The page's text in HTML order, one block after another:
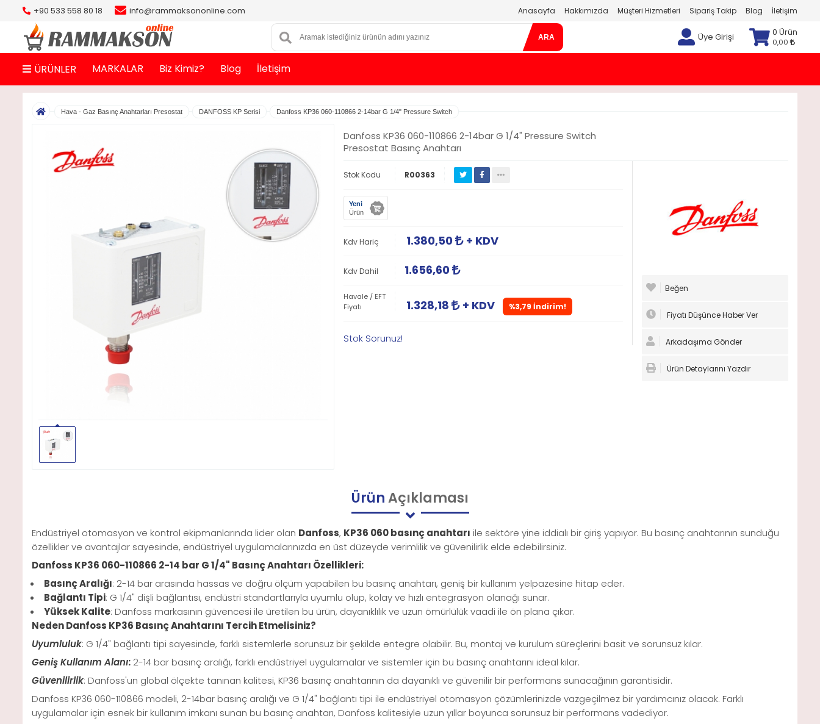
+90 533 558 80 18 info@rammaksononline.com Anasayfa Hakkımızda Müşteri Hizmetleri Sipariş Takip Blog İletişim
ARA Üye Girişi 0 Ürün
0,00
ÜRÜNLER MARKALAR Biz Kimiz? Blog İletişim
Hava - Gaz Basınç Anahtarları Presostat DANFOSS KP Serisi Danfoss KP36 060-110866 2-14bar G 1/4" Pressure Switch
Danfoss KP36 060-110866 2-14bar G 1/4" Pressure Switch
Presostat Basınç Anahtarı
Stok Kodu R00363
Yeni
Ürün
Kdv Hariç 1.380,50 + KDV
Kdv Dahil 1.656,60
Havale / EFT
Fiyatı
1.328,18 + KDV %3,79 İndirim!
Stok Sorunuz!
Beğen
Fiyatı Düşünce Haber Ver
Arkadaşıma Gönder
Ürün Detaylarını Yazdır
ÜrünAçıklaması
Endüstriyel otomasyon ve kontrol ekipmanlarında lider olan Danfoss, KP36 060 basınç anahtarı ile sektöre yine iddialı bir giriş yapıyor. Bu basınç anahtarının sunduğu
özellikler ve avantajlar sayesinde, endüstriyel uygulamalarınızda en üst düzeyde verimlilik ve güvenilirlik elde edebilirsiniz.
Danfoss KP36 060-110866 2-14 bar G 1/4" Basınç Anahtarı Özellikleri:
Basınç Aralığı: 2-14 bar arasında hassas ve doğru ölçüm yapabilen bu basınç anahtarı, geniş bir kullanım yelpazesine hitap eder.
Bağlantı Tipi: G 1/4" dişli bağlantısı, endüstri standartlarıyla uyumlu olup, kolay ve hızlı entegrasyon olanağı sunar.
Yüksek Kalite: Danfoss markasının güvencesi ile üretilen bu ürün, dayanıklılık ve uzun ömürlülük vaadi ile ön plana çıkar.
Neden Danfoss KP36 Basınç Anahtarını Tercih Etmelisiniz?
Uyumluluk: G 1/4" bağlantı tipi sayesinde, farklı sistemlerle sorunsuz bir şekilde entegre olabilir. Bu, montaj ve kurulum süreçlerini basit ve sorunsuz kılar.
Geniş Kullanım Alanı: 2-14 bar basınç aralığı, farklı endüstriyel uygulamalar ve sistemler için bu basınç anahtarını ideal kılar.
Güvenilirlik: Danfoss'un global ölçekte tanınan kalitesi, KP36 basınç anahtarının da dayanıklı ve güvenilir bir performans sunacağının garantisidir.
Danfoss KP36 060-110866 modeli, 2-14bar basınç aralığı ve G 1/4" bağlantı tipi ile endüstriyel otomasyon çözümlerinizde vazgeçilmez bir yardımcınız olacak. Farklı
uygulamalar için esnek bir kullanım imkanı sunan bu basınç anahtarı, Danfoss kalitesiyle uzun yıllar boyunca sorunsuz bir performans vadediyor.